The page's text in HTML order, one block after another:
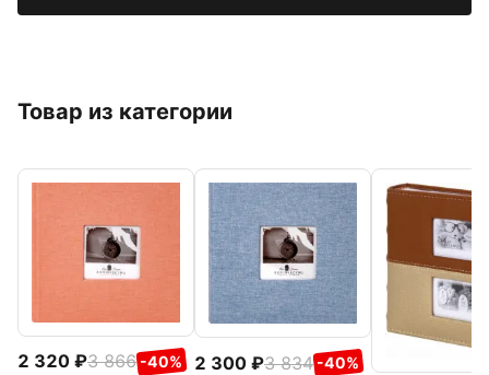
Товар из категории
2 320 3 866 -40% 2 300 3 834 -40%